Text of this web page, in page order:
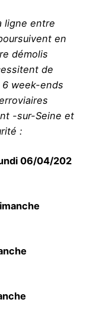
ligne entre
en
démolis
de
week-ends
-sur-Seine et
:
06/04/202